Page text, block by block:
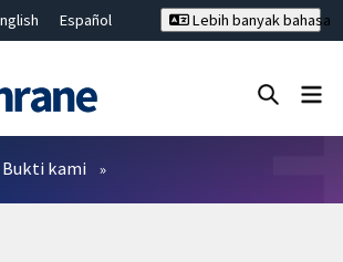
Español
ไทย
繁體中文
Lebih banyak bahasa
Bukti kami